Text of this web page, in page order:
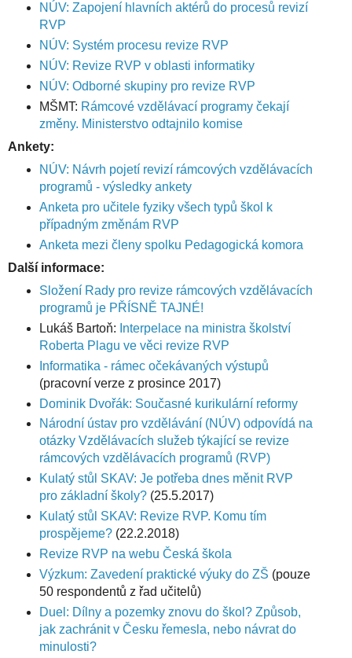
NÚV: Zapojení hlavních aktérů do procesů revizí
RVP
NÚV: Systém procesu revize RVP
NÚV: Revize RVP v oblasti informatiky
NÚV: Odborné skupiny pro revize RVP
MŠMT: Rámcové vzdělávací programy čekají
změny. Ministerstvo odtajnilo komise
Ankety:
NÚV: Návrh pojetí revizí rámcových vzdělávacích
programů - výsledky ankety
Anketa pro učitele fyziky všech typů škol k
případným změnám RVP
Anketa mezi členy spolku Pedagogická komora
Další informace:
Složení Rady pro revize rámcových vzdělávacích
programů je PŘÍSNĚ TAJNÉ!
Lukáš Bartoň: Interpelace na ministra školství
Roberta Plagu ve věci revize RVP
Informatika - rámec očekávaných výstupů
(pracovní verze z prosince 2017)
Dominik Dvořák: Současné kurikulární reformy
Národní ústav pro vzdělávání (NÚV) odpovídá na
otázky Vzdělávacích služeb týkající se revize
rámcových vzdělávacích programů (RVP)
Kulatý stůl SKAV: Je potřeba dnes měnit RVP
pro základní školy?(25.5.2017)
Kulatý stůl SKAV: Revize RVP. Komu tím
prospějeme?(22.2.2018)
Revize RVP na webu Česká škola
Výzkum: Zavedení praktické výuky do ZŠ (pouze
50 respondentů z řad učitelů)
Duel: Dílny a pozemky znovu do škol? Způsob,
jak zachránit v Česku řemesla, nebo návrat do
minulosti?